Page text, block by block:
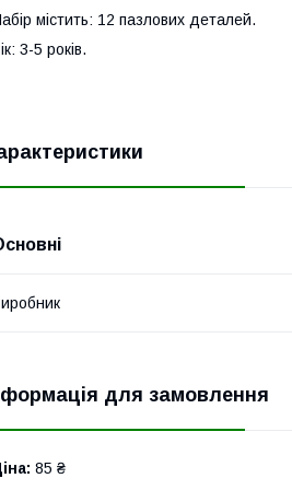
містить: 12 пазлових деталей.
3-5 років.
для замовлення
85 ₴